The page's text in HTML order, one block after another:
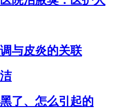
与皮炎的关联
了、怎么引起的